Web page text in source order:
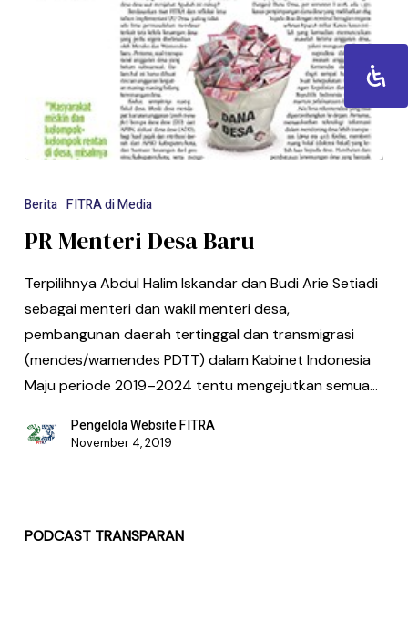
Berita FITRA di Media
PR Menteri Desa Baru
Terpilihnya Abdul Halim Iskandar dan Budi Arie Setiadi
sebagai menteri dan wakil menteri desa,
pembangunan daerah tertinggal dan transmigrasi
(mendes/wamendes PDTT) dalam Kabinet Indonesia
Maju periode 2019–2024 tentu mengejutkan semua…
Pengelola Website FITRA
November 4, 2019
PODCAST TRANSPARAN